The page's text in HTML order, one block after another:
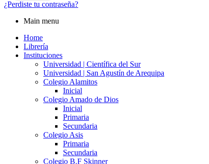
¿Perdiste tu contraseña?
Main menu
Home
Librería
Instituciones
Universidad | Científica del Sur
Universidad | San Agustín de Arequipa
Colegio Alamitos
Inicial
Colegio Amado de Dios
Inicial
Primaria
Secundaria
Colegio Asis
Primaria
Secundaria
Colegio B.F Skinner